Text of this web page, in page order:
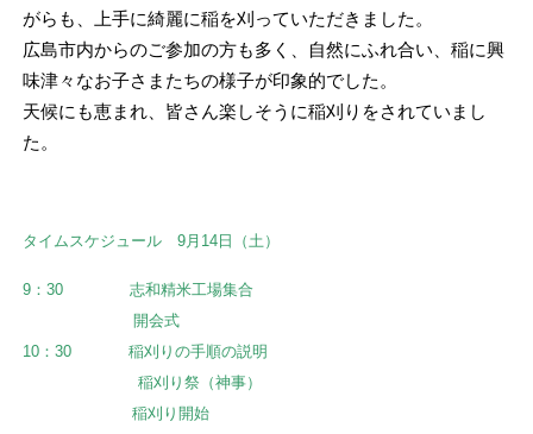
がらも、上手に綺麗に稲を刈っていただきました。
広島市内からのご参加の方も多く、自然にふれ合い、稲に興
味津々なお子さまたちの様子が印象的でした。
天候にも恵まれ、皆さん楽しそうに稲刈りをされていまし
た。
タイムスケジュール 9月14日（土）
9：30 志和精米工場集合
開会式
10：30 稲刈りの手順の説明
稲刈り祭（神事）
稲刈り開始